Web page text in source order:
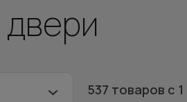
537 товаров с 1